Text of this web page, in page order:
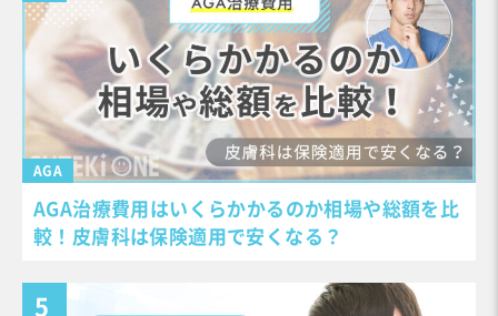
AGA
AGA治療費用はいくらかかるのか相場や総額を比
較！皮膚科は保険適用で安くなる？